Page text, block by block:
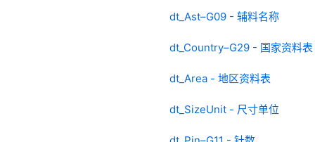
dt_Ast–G09 - 辅料名称
dt_Country–G29 - 国家资料表
dt_Area - 地区资料表
dt_SizeUnit - 尺寸单位